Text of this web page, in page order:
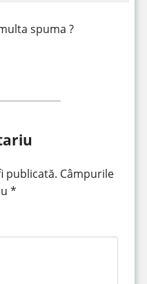
spuma ?
publicată. Câmpurile
*